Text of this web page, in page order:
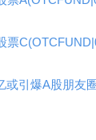
票
或引爆A股朋友